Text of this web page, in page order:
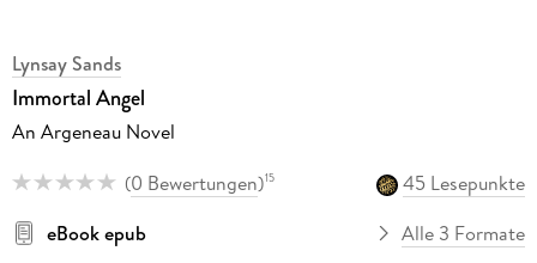
Lynsay Sands
Immortal Angel
An Argeneau Novel
(0 Bewertungen)15
45 Lesepunkte
eBook epub
Alle 3 Formate